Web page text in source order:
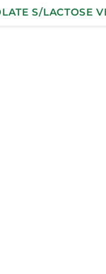
S/LACTOSE